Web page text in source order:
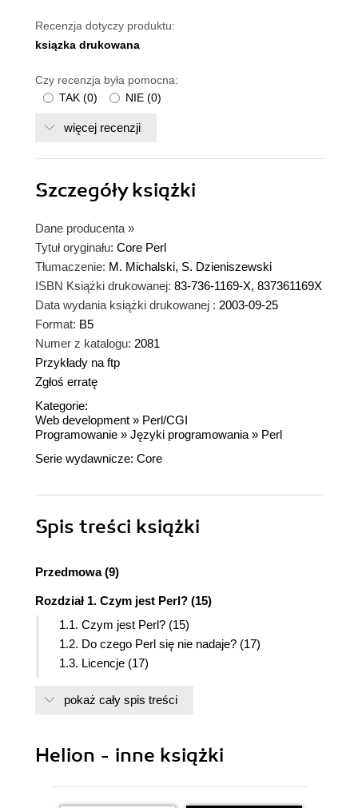
Recenzja dotyczy produktu:
ksiązka drukowana
Czy recenzja była pomocna:
TAK (0) NIE (0)
więcej recenzji
Szczegółyksiążki
Dane producenta »
Tytuł oryginału: Core Perl
Tłumaczenie: M. Michalski, S. Dzieniszewski
ISBN Książki drukowanej: 83-736-1169-X, 837361169X
Data wydania książki drukowanej : 2003-09-25
Format: B5
Numer z katalogu: 2081
Przykłady na ftp
Zgłoś erratę
Kategorie:
Web development » Perl/CGI
Programowanie » Języki programowania » Perl
Serie wydawnicze: Core
Spis treści książki
Przedmowa (9)
Rozdział 1. Czym jest Perl? (15)
1.1. Czym jest Perl? (15)
1.2. Do czego Perl się nie nadaje? (17)
1.3. Licencje (17)
1.5. Wsparcie techniczne (18)
1.8. Podsumowanie (25)
pokaż cały spis treści
Helion - inne książki